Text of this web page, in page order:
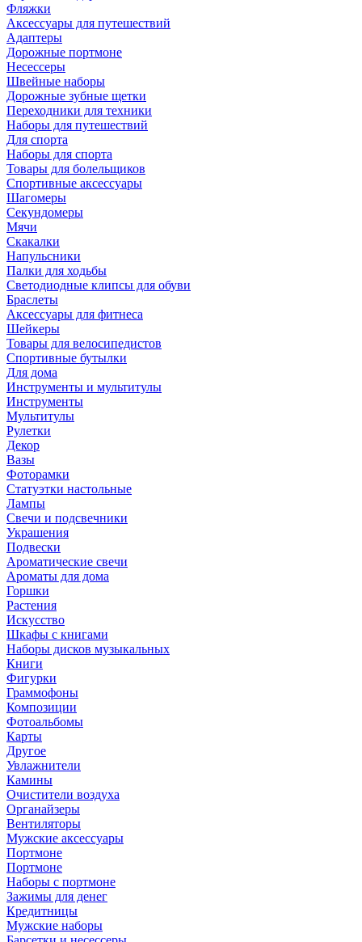
Фляжки
Аксессуары для путешествий
Адаптеры
Дорожные портмоне
Несессеры
Швейные наборы
Дорожные зубные щетки
Переходники для техники
Наборы для путешествий
Для спорта
Наборы для спорта
Товары для болельщиков
Спортивные аксессуары
Шагомеры
Секундомеры
Мячи
Скакалки
Напульсники
Палки для ходьбы
Светодиодные клипсы для обуви
Браслеты
Аксессуары для фитнеса
Шейкеры
Товары для велосипедистов
Спортивные бутылки
Для дома
Инструменты и мультитулы
Инструменты
Мультитулы
Рулетки
Декор
Вазы
Фоторамки
Статуэтки настольные
Лампы
Свечи и подсвечники
Украшения
Подвески
Ароматические свечи
Ароматы для дома
Горшки
Растения
Искусство
Шкафы с книгами
Наборы дисков музыкальных
Книги
Фигурки
Граммофоны
Композиции
Фотоальбомы
Карты
Другое
Увлажнители
Камины
Очистители воздуха
Органайзеры
Вентиляторы
Мужские аксессуары
Портмоне
Портмоне
Наборы с портмоне
Зажимы для денег
Кредитницы
Мужские наборы